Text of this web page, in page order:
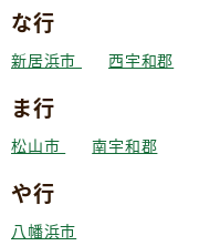
な行
新居浜市 西宇和郡
ま行
松山市 南宇和郡
や行
八幡浜市